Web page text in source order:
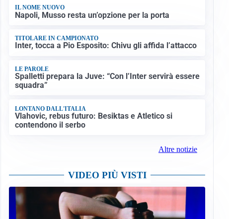
IL NOME NUOVO
Napoli, Musso resta un’opzione per la porta
TITOLARE IN CAMPIONATO
Inter, tocca a Pio Esposito: Chivu gli affida l’attacco
LE PAROLE
Spalletti prepara la Juve: “Con l’Inter servirà essere
squadra”
LONTANO DALL'ITALIA
Vlahovic, rebus futuro: Besiktas e Atletico si
contendono il serbo
Altre notizie
VIDEO PIÙ VISTI